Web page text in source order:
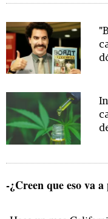
-¿Creen que eso va